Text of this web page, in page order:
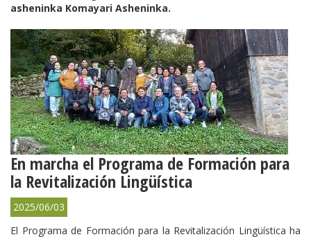
asheninka Komayari Asheninka.
En marcha el Programa de Formación para
la Revitalización Lingüística
2025/06/03
El Programa de Formación para la Revitalización Lingüística ha